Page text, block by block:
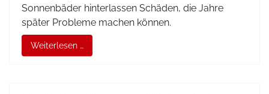
Sonnenbäder hinterlassen Schäden, die Jahre
später Probleme machen können.
Weiterlesen …